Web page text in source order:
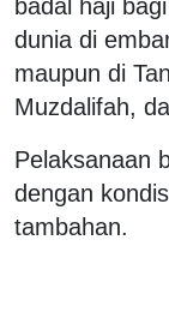
badal haji
dunia di
maupun di
Muzdalifah,
Pelaksanaan
dengan
tambahan.